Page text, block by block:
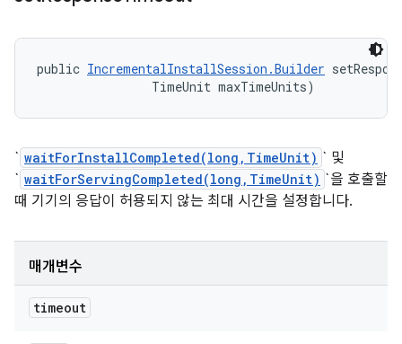
public IncrementalInstallSession.Builder
                TimeUnit maxTimeUnits)
` waitForInstallCompleted(long,TimeUnit) ` 및
` waitForServingCompleted(long,TimeUnit) `을 호출할
때 기기의 응답이 허용되지 않는 최대 시간을 설정합니다.
매개변수
timeout